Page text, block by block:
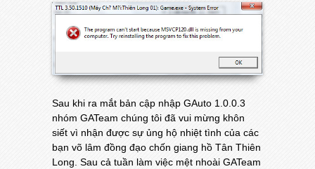
Sau khi ra mắt bản cập nhập GAuto 1.0.0.3
nhóm GATeam chúng tôi đã vui mừng khôn
siết vì nhận được sự ủng hộ nhiệt tình của các
bạn võ lâm đồng đạo chốn giang hồ Tân Thiên
Long. Sau cả tuần làm việc mệt nhoài GATeam